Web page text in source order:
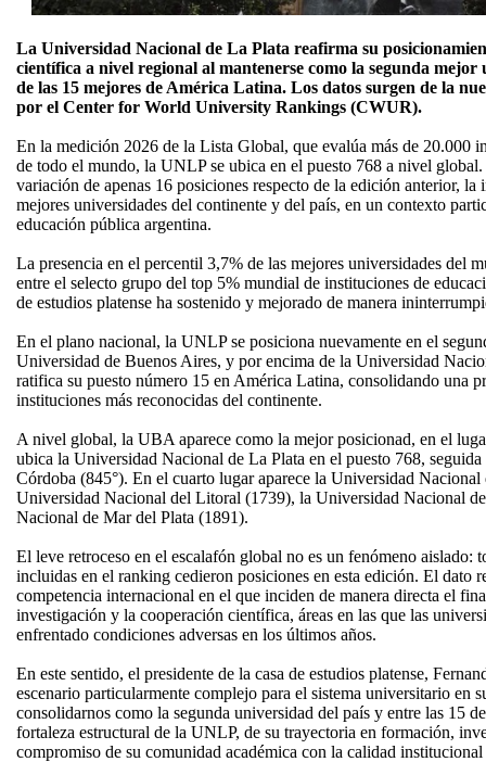
La Universidad Nacional de La Plata reafirma su
científica a nivel regional al mantenerse como la segunda
de las 15 mejores de América Latina. Los datos surgen de la
por el Center for World University Rankings (CWUR).
En la medición 2026 de la Lista Global, que evalúa más de 20.000
de todo el mundo, la UNLP se ubica en el puesto 768 a nivel global.
variación de apenas 16 posiciones respecto de la edición anterior, la
mejores universidades del continente y del país, en un contexto
educación pública argentina.
La presencia en el percentil 3,7% de las mejores universidades del
entre el selecto grupo del top 5% mundial de instituciones de
de estudios platense ha sostenido y mejorado de manera
En el plano nacional, la UNLP se posiciona nuevamente en el
Universidad de Buenos Aires, y por encima de la Universidad
ratifica su puesto número 15 en América Latina, consolidando una
instituciones más reconocidas del continente.
A nivel global, la UBA aparece como la mejor posicionad, en el
ubica la Universidad Nacional de La Plata en el puesto 768,
Córdoba (845°). En el cuarto lugar aparece la Universidad
Universidad Nacional del Litoral (1739), la Universidad Nacional
Nacional de Mar del Plata (1891).
El leve retroceso en el escalafón global no es un fenómeno aislado:
incluidas en el ranking cedieron posiciones en esta edición. El dato
competencia internacional en el que inciden de manera directa el
investigación y la cooperación científica, áreas en las que las
enfrentado condiciones adversas en los últimos años.
En este sentido, el presidente de la casa de estudios platense,
escenario particularmente complejo para el sistema universitario en
consolidarnos como la segunda universidad del país y entre las 15
fortaleza estructural de la UNLP, de su trayectoria en formación,
compromiso de su comunidad académica con la calidad